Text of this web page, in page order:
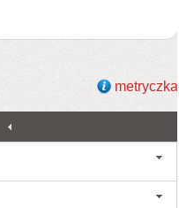
metryczka